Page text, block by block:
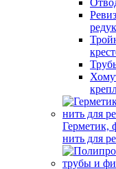
Герметик,
нить для